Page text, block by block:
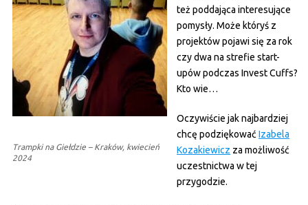
Trampki na Giełdzie – Kraków, kwiecień
2024
też poddająca interesujące
pomysły. Może któryś z
projektów pojawi się za rok
czy dwa na strefie start-
upów podczas Invest Cuffs?
Kto wie…
Oczywiście jak najbardziej
chcę podziękować Izabela
Kozakiewicz za możliwość
uczestnictwa w tej
przygodzie.